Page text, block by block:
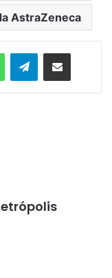
AstraZeneca
Telegram